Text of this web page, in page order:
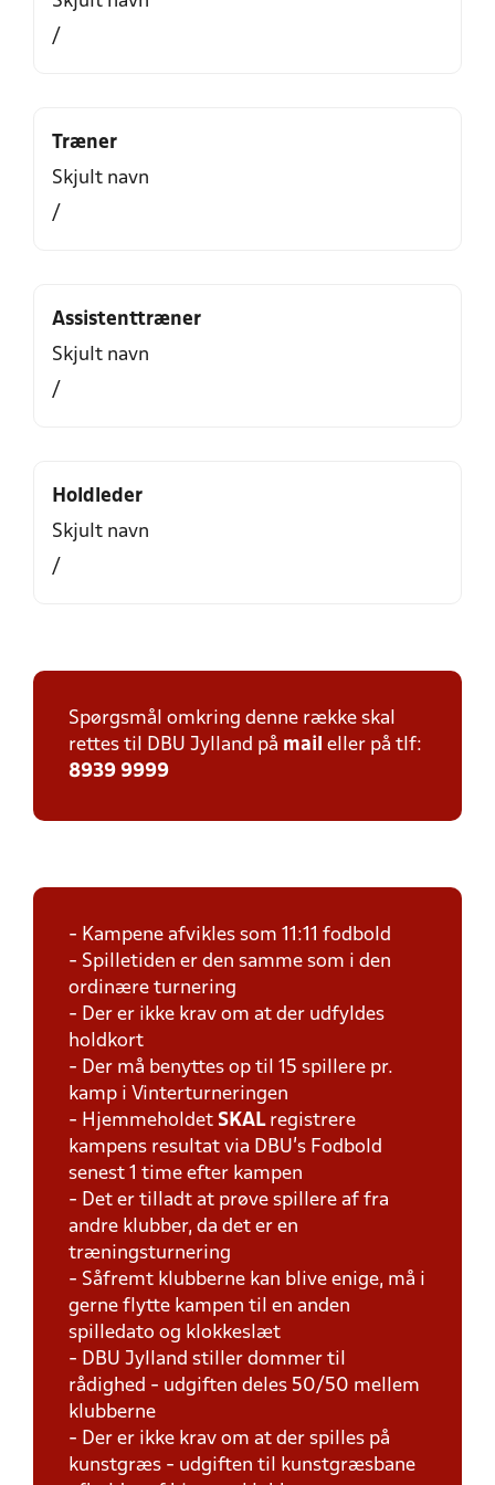
/
Træner
Skjult navn
/
Assistenttræner
Skjult navn
/
Holdleder
Skjult navn
/
Spørgsmål omkring denne række skal
rettes til DBU Jylland på mail eller på tlf:
8939 9999
- Kampene afvikles som 11:11 fodbold
- Spilletiden er den samme som i den
ordinære turnering
- Der er ikke krav om at der udfyldes
holdkort
- Der må benyttes op til 15 spillere pr.
kamp i Vinterturneringen
- Hjemmeholdet SKAL registrere
kampens resultat via DBU's Fodbold
senest 1 time efter kampen
- Det er tilladt at prøve spillere af fra
andre klubber, da det er en
træningsturnering
- Såfremt klubberne kan blive enige, må i
gerne flytte kampen til en anden
spilledato og klokkeslæt
- DBU Jylland stiller dommer til
rådighed - udgiften deles 50/50 mellem
klubberne
- Der er ikke krav om at der spilles på
kunstgræs - udgiften til kunstgræsbane